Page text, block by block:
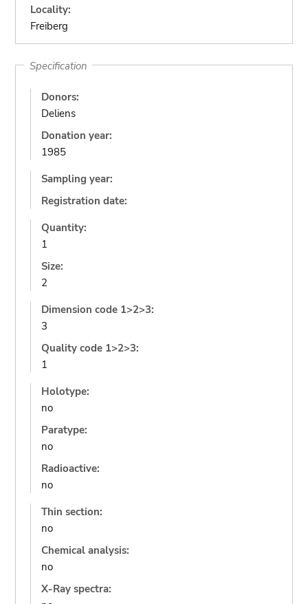
Locality:
Freiberg
Specification
Donors:
Deliens
Donation year:
1985
Sampling year:
Registration date:
Quantity:
1
Size:
2
Dimension code 1>2>3:
3
Quality code 1>2>3:
1
Holotype:
no
Paratype:
no
Radioactive:
no
Thin section:
no
Chemical analysis:
no
X-Ray spectra: